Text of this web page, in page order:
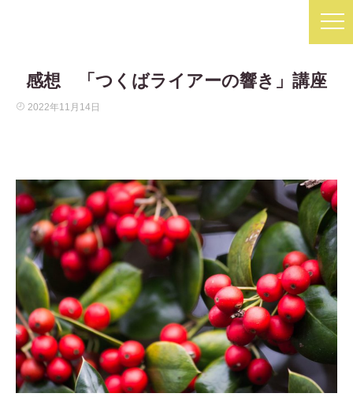
感想 「つくばライアーの響き」講座
2022年11月14日